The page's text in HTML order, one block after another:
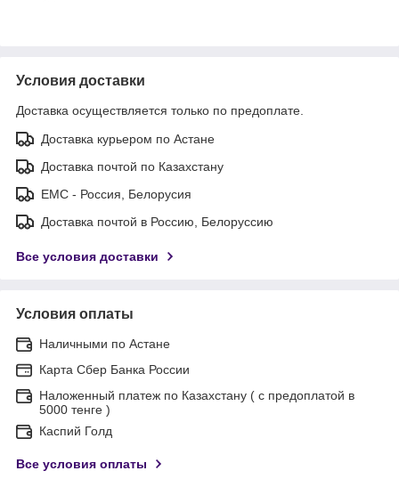
Условия доставки
Доставка осуществляется только по предоплате.
Доставка курьером по Астане
Доставка почтой по Казахстану
ЕМС - Россия, Белорусия
Доставка почтой в Россию, Белоруссию
Все условия доставки
Условия оплаты
Наличными по Астане
Карта Сбер Банка России
Наложенный платеж по Казахстану ( с предоплатой в
5000 тенге )
Каспий Голд
Все условия оплаты